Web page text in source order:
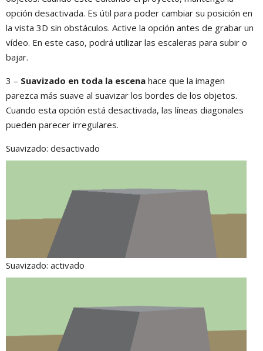
opción desactivada. Es útil para poder cambiar su posición en
la vista 3D sin obstáculos. Active la opción antes de grabar un
vídeo. En este caso, podrá utilizar las escaleras para subir o
bajar.
3 – Suavizado en toda la escena hace que la imagen
parezca más suave al suavizar los bordes de los objetos.
Cuando esta opción está desactivada, las líneas diagonales
pueden parecer irregulares.
Suavizado: desactivado
Suavizado: activado